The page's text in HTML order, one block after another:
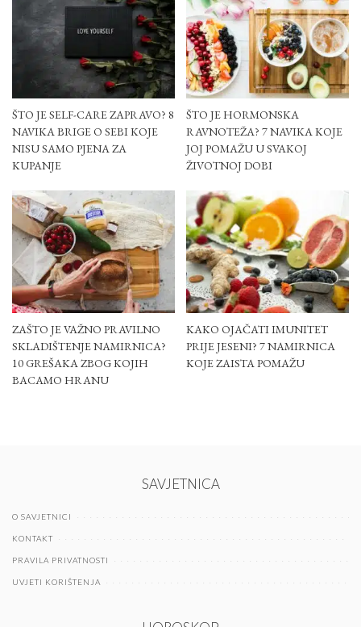
ŠTO JE SELF-CARE ZAPRAVO? 8
NAVIKA BRIGE O SEBI KOJE
NISU SAMO PJENA ZA
KUPANJE
ŠTO JE HORMONSKA
RAVNOTEŽA? 7 NAVIKA KOJE
JOJ POMAŽU U SVAKOJ
ŽIVOTNOJ DOBI
ZAŠTO JE VAŽNO PRAVILNO
SKLADIŠTENJE NAMIRNICA?
10 GREŠAKA ZBOG KOJIH
BACAMO HRANU
KAKO OJAČATI IMUNITET
PRIJE JESENI? 7 NAMIRNICA
KOJE ZAISTA POMAŽU
SAVJETNICA
O SAVJETNICI
KONTAKT
PRAVILA PRIVATNOSTI
UVJETI KORIŠTENJA